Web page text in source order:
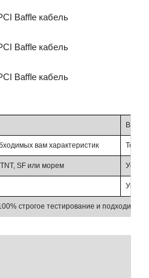
Baffle кабель
Baffle кабель
Baffle кабель
Время
вам характеристик
SF или морем
строгое тестирование и подходит